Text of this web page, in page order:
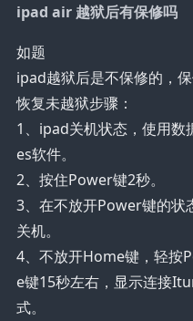
ipad air 越狱后有保修吗
如题
ipad越狱后是不保修的，
恢复未越狱步骤：
1、ipad关机状态，使用数
es软件。
2、按住Power键2秒。
3、在不放开Power键的状
关机。
4、不放开Home键，轻按
e键15秒左右，显示连接
式。